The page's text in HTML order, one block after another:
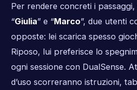
Per rendere concreti i
“Giulia” e “Marco”, due utenti
opposte: lei scarica spesso
Riposo, lui preferisce lo
ogni sessione con DualSense.
d’uso scorreranno istruzioni,